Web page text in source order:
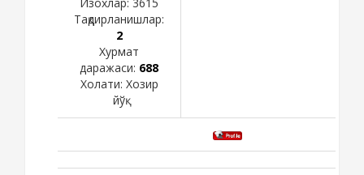
Изохлар: 3615
Тақдирланишлар:
2
Хурмат
даражаси: 688
Холати: Хозир
йўқ